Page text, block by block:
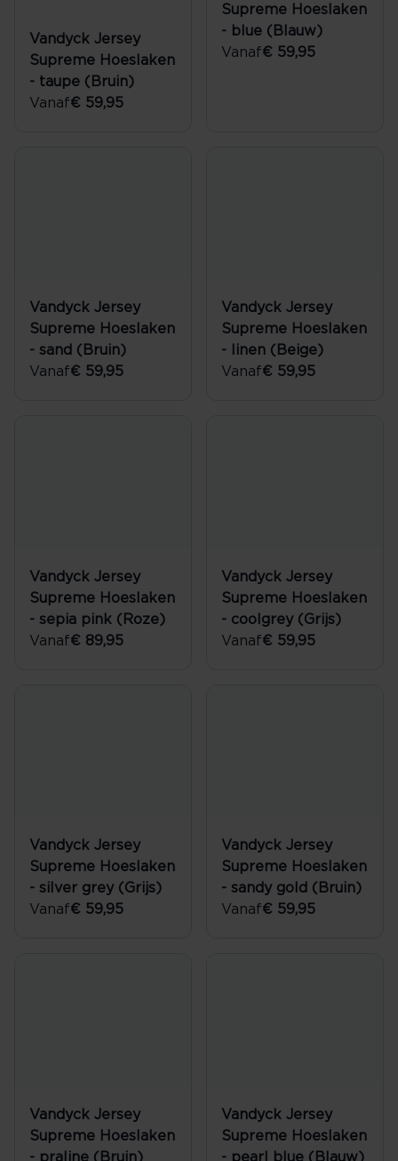
Vandyck Jersey
Supreme Hoeslaken
- taupe (Bruin)
Vanaf€ 59,95
Supreme Hoeslaken
- blue (Blauw)
Vanaf€ 59,95
Vandyck Jersey
Supreme Hoeslaken
- sand (Bruin)
Vanaf€ 59,95
Vandyck Jersey
Supreme Hoeslaken
- linen (Beige)
Vanaf€ 59,95
Vandyck Jersey
Supreme Hoeslaken
- sepia pink (Roze)
Vanaf€ 89,95
Vandyck Jersey
Supreme Hoeslaken
- coolgrey (Grijs)
Vanaf€ 59,95
Vandyck Jersey
Supreme Hoeslaken
- silver grey (Grijs)
Vanaf€ 59,95
Vandyck Jersey
Supreme Hoeslaken
- sandy gold (Bruin)
Vanaf€ 59,95
Vandyck Jersey
Supreme Hoeslaken
- praline (Bruin)
Vandyck Jersey
Supreme Hoeslaken
- pearl blue (Blauw)